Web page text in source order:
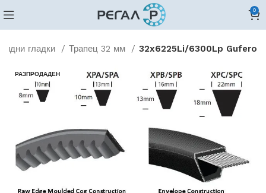
0
гладки Трапец 32 мм 32x6225Li/6300Lp Gufero
РАЗПРОДАДЕН